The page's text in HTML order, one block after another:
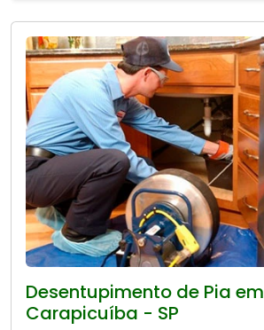
Desentupimento de Pia em
Carapicuíba - SP